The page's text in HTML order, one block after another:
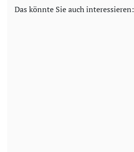
Das könnte Sie auch interessieren: